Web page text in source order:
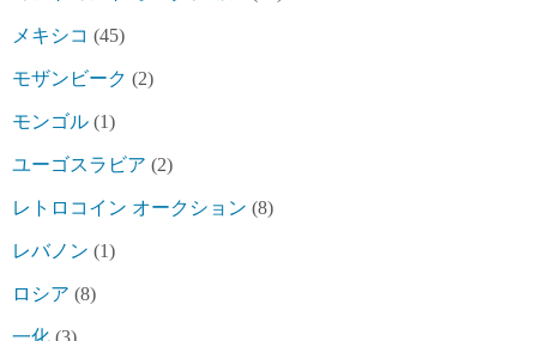
メキシコ (45)
モザンビーク (2)
モンゴル (1)
ユーゴスラビア (2)
レトロコイン オークション (8)
レバノン (1)
ロシア (8)
一化 (3)